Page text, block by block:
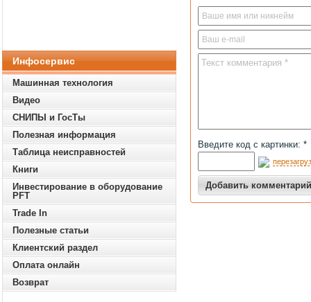
Введите код с картинки: *
Инфосервис
Машинная технология
Видео
СНИПЫ и ГосТы
Полезная информация
Таблица неисправностей
Книги
Инвестирование в оборудование
PFT
Trade In
Полезные статьи
Клиентский раздел
Оплата онлайн
Возврат